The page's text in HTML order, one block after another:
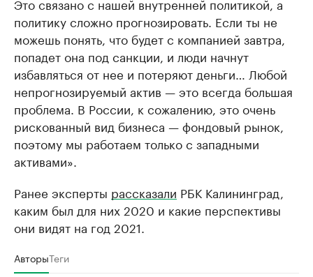
Это связано с нашей внутренней политикой, а
политику сложно прогнозировать. Если ты не
можешь понять, что будет с компанией завтра,
попадет она под санкции, и люди начнут
избавляться от нее и потеряют деньги… Любой
непрогнозируемый актив — это всегда большая
проблема. В России, к сожалению, это очень
рискованный вид бизнеса — фондовый рынок,
поэтому мы работаем только с западными
активами».
Ранее эксперты рассказали РБК Калининград,
каким был для них 2020 и какие перспективы
они видят на год 2021.
АвторыТеги